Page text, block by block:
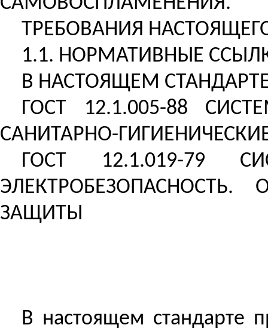
ТРЕБОВАНИЯ
1.1. НОРМАТИВНЫЕ
В НАСТОЯЩЕМ
ГОСТ 12.1.005-88
САНИТАРНО-
ГОСТ 12.1.019-79
ЗАЩИТЫ
В настоящем стандарте